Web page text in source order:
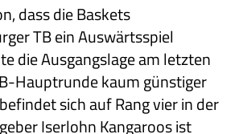
dass die Baskets
TB ein Auswärtsspiel
die Ausgangslage am letzten
Hauptrunde kaum günstiger
sich auf Rang vier in der
Iserlohn Kangaroos ist